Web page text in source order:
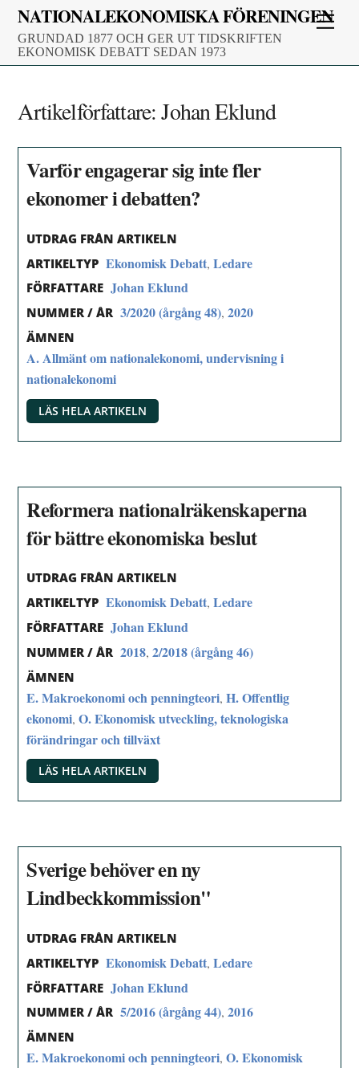
Skip
content
NATIONALEKONOMISKA FÖRENINGEN
GRUNDAD 1877 OCH GER UT TIDSKRIFTEN
EKONOMISK DEBATT SEDAN 1973
Artikelförfattare:Johan Eklund
Varför engagerar sig inte fler
ekonomer i debatten?
UTDRAG FRÅN ARTIKELN
ARTIKELTYP Ekonomisk Debatt,Ledare
FÖRFATTARE Johan Eklund
NUMMER / ÅR 3/2020 (årgång 48),2020
ÄMNEN
A. Allmänt om nationalekonomi, undervisning i
nationalekonomi
LÄS HELA ARTIKELN
Reformera nationalräkenskaperna
för bättre ekonomiska beslut
UTDRAG FRÅN ARTIKELN
ARTIKELTYP Ekonomisk Debatt,Ledare
FÖRFATTARE Johan Eklund
NUMMER / ÅR 2018,2/2018 (årgång 46)
ÄMNEN
E. Makroekonomi och penningteori,H. Offentlig
ekonomi,O. Ekonomisk utveckling, teknologiska
förändringar och tillväxt
LÄS HELA ARTIKELN
Sverige behöver en ny
Lindbeckkommission"
UTDRAG FRÅN ARTIKELN
ARTIKELTYP Ekonomisk Debatt,Ledare
FÖRFATTARE Johan Eklund
NUMMER / ÅR 5/2016 (årgång 44),2016
ÄMNEN
E. Makroekonomi och penningteori,O. Ekonomisk